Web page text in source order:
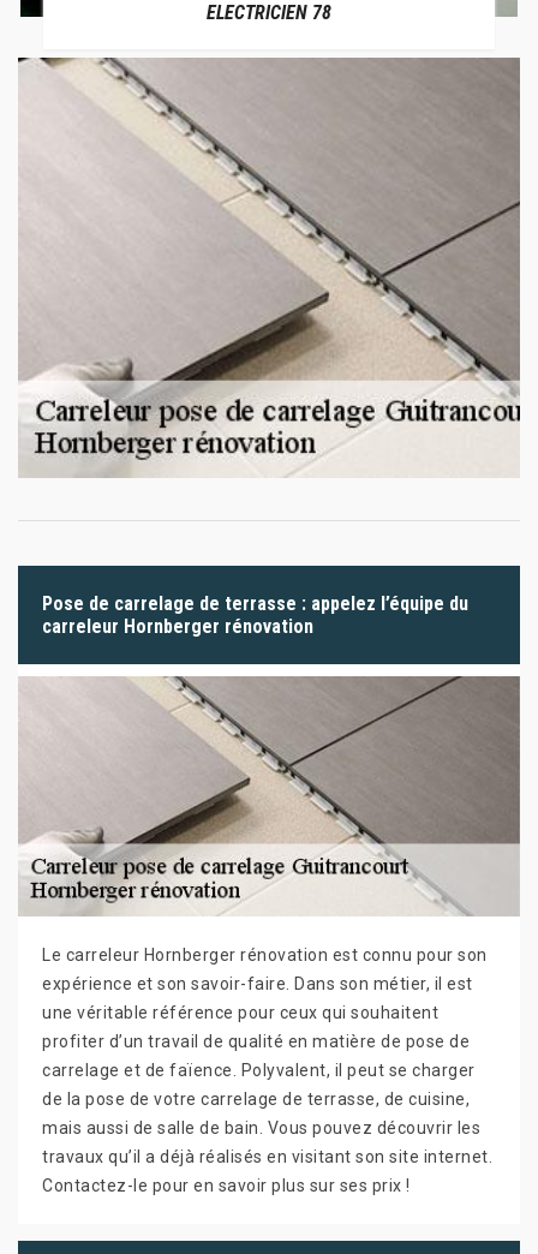
ELECTRICIEN 78
Pose de carrelage de terrasse : appelez l’équipe du
carreleur Hornberger rénovation
Le carreleur Hornberger rénovation est connu pour son
expérience et son savoir-faire. Dans son métier, il est
une véritable référence pour ceux qui souhaitent
profiter d’un travail de qualité en matière de pose de
carrelage et de faïence. Polyvalent, il peut se charger
de la pose de votre carrelage de terrasse, de cuisine,
mais aussi de salle de bain. Vous pouvez découvrir les
travaux qu’il a déjà réalisés en visitant son site internet.
Contactez-le pour en savoir plus sur ses prix !